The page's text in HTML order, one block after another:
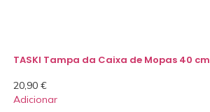
TASKI Tampa da Caixa de Mopas 40 cm
20,90 €
Adicionar